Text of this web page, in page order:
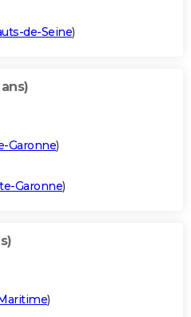
de-Seine)
Garonne)
Garonne)
)